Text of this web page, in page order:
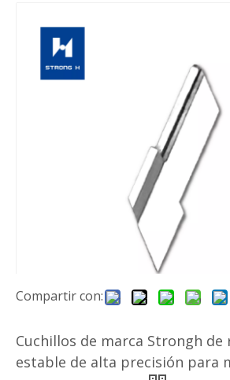
Compartir con:
Cuchillos de marca Strongh
estable de alta precisión para